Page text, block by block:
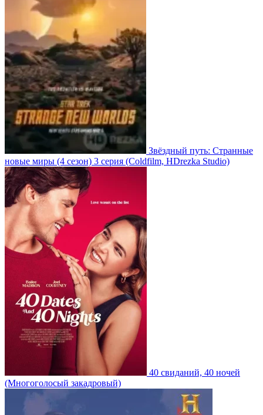
Звёздный путь: Странные
новые миры (4 сезон) 3 серия (Coldfilm, HDrezka Studio)
40 свиданий, 40 ночей
(Многоголосый закадровый)